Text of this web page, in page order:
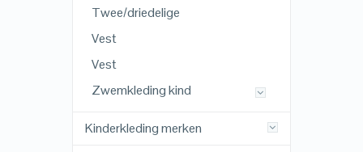
Twee/driedelige
Vest
Vest
Zwemkleding kind
Kinderkleding merken